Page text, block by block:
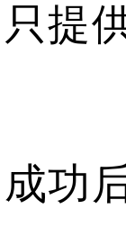
提
功